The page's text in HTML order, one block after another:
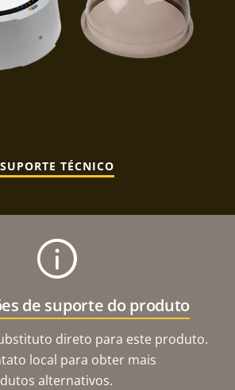
SUPORTE TÉCNICO
de suporte do produto
direto para este produto.
local para obter mais
alternativos.